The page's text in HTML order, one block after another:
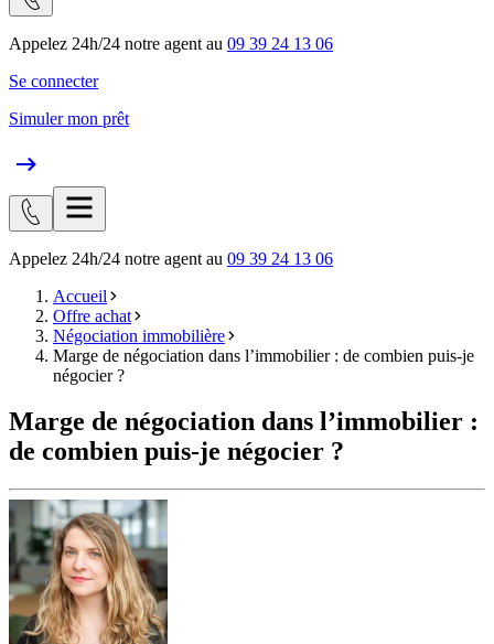
Appelez 24h/24 notre agent au 09 39 24 13 06
Se connecter
Simuler mon prêt
Appelez 24h/24 notre agent au 09 39 24 13 06
Accueil
Offre achat
Négociation immobilière
Marge de négociation dans l’immobilier : de combien puis-je
négocier ?
Marge de négociation dans l’immobilier :
de combien puis-je négocier ?